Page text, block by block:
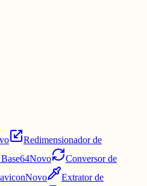
Redimensionador de
Novo
Conversor de
Novo
Extrator de